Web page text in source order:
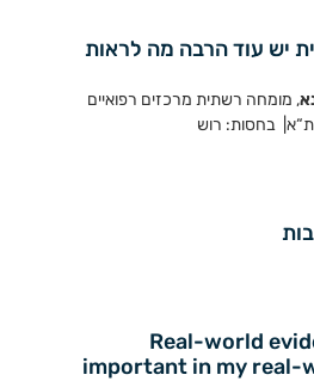
יש עוד הרבה מה לראות
, מומחה רשתית מרכזים רפואיים
ת“א| בחסות: רוש
?Real-world
important in my real-